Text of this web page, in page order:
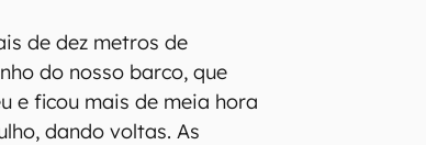
de dez metros de
do nosso barco, que
e ficou mais de meia hora
dando voltas. As